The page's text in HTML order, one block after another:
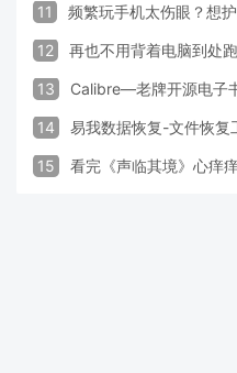
11 频繁玩手机太伤眼？想
12 再也不用背着电脑到处
13 Calibre—老牌开源电子
14 易我数据恢复-文件恢复
15 看完《声临其境》心痒